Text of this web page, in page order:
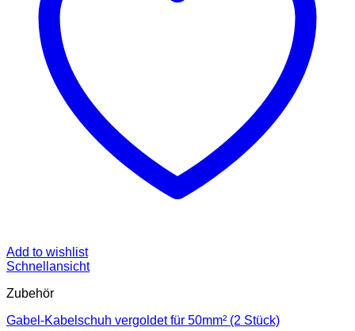
Add to wishlist
Schnellansicht
Zubehör
Gabel-Kabelschuh vergoldet für 50mm² (2 Stück)